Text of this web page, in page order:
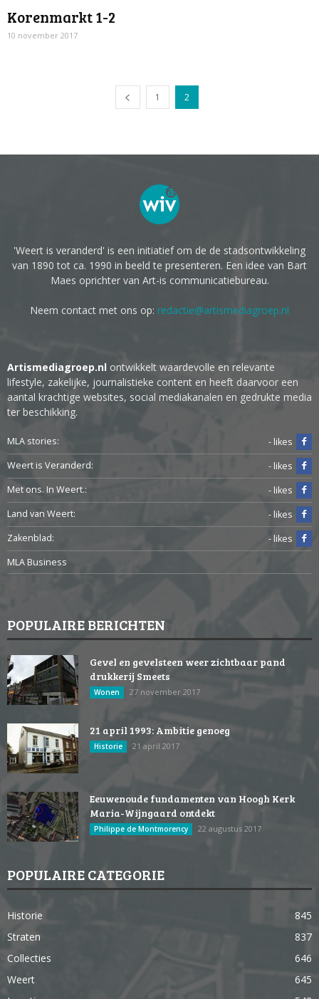
Korenmarkt 1-2
10 november 2017
1 2
'Weert is veranderd' is een initiatief om de de stadsontwikkeling
van 1890 tot ca. 1990 in beeld te presenteren. Een idee van Bart
Maes oprichter van Art-is communicatiebureau.
Neem contact met ons op: redactie@artismediagroep.nl
Artismediagroep.nl ontwikkelt waardevolle en relevante
lifestyle, zakelijke, journalistieke content en heeft daarvoor een
aantal krachtige websites, social mediakanalen en gedrukte media
ter beschikking.
MLA stories:
- likes
Weert is Veranderd:
- likes
Met ons. In Weert.:
- likes
Land van Weert:
- likes
Zakenblad:
- likes
MLA Business
POPULAIRE BERICHTEN
Gevel en gevelsteen weer zichtbaar pand
drukkerij Smeets
Wonen 27 november 2017
21 april 1993: Ambitie genoeg
Historie 21 april 2017
Eeuwenoude fundamenten van Hoogh Kerk
Maria-Wijngaard ontdekt
Philippe de Montmorency 22 augustus 2017
POPULAIRE CATEGORIE
Historie
845
Straten
837
Collecties
646
Weert
645